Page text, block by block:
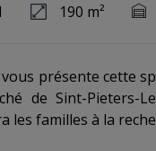
190 m²
présente cette
de Sint-Pieters-
les familles à la